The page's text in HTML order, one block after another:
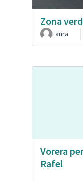
Zona
Laura
Vorera
Rafel